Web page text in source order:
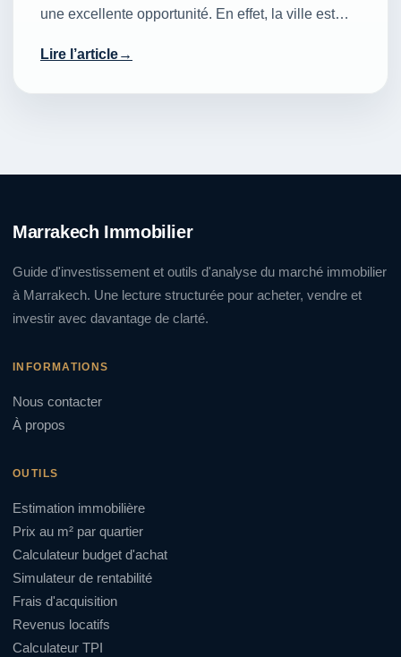
une excellente opportunité. En effet, la ville est…
Lire l’article
Marrakech Immobilier
Guide d'investissement et outils d'analyse du marché immobilier
à Marrakech. Une lecture structurée pour acheter, vendre et
investir avec davantage de clarté.
INFORMATIONS
Nous contacter
À propos
OUTILS
Estimation immobilière
Prix au m² par quartier
Calculateur budget d'achat
Simulateur de rentabilité
Frais d'acquisition
Revenus locatifs
Calculateur TPI